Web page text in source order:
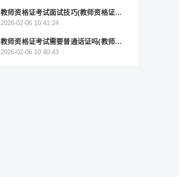
教师资格证考试面试技巧(教师资格证面试
技巧与注意事项)
2026-02-06 10:41:24
教师资格证考试需要普通话证吗(教师资格
需不需要提供普通话证书)
2026-02-06 10:40:43